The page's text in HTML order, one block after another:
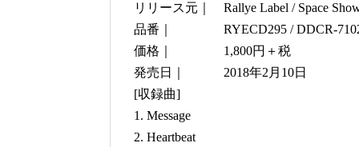
リリース元｜ Rallye Label / Space
品番｜ RYECD295 / DDCR-
価格｜ 1,800円＋税
発売日｜ 2018年2月10日
[収録曲]
1. Message
2. Heartbeat